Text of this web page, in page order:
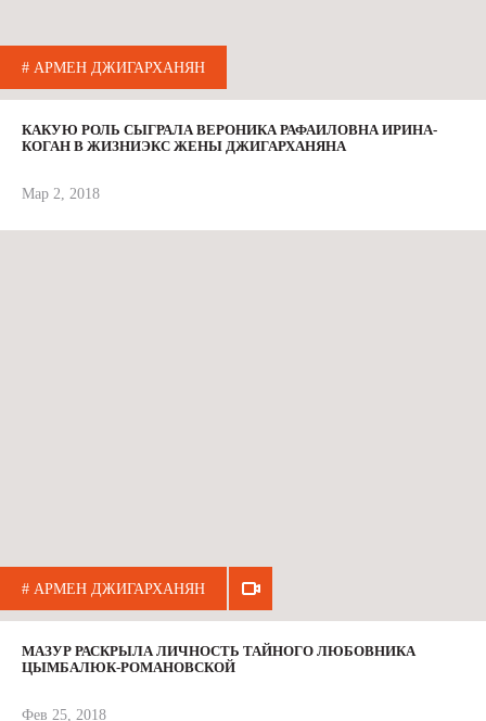
# АРМЕН ДЖИГАРХАНЯН
КАКУЮ РОЛЬ СЫГРАЛА ВЕРОНИКА РАФАИЛОВНА ИРИНА-
КОГАН В ЖИЗНИЭКС ЖЕНЫ ДЖИГАРХАНЯНА
Мар 2, 2018
# АРМЕН ДЖИГАРХАНЯН
МАЗУР РАСКРЫЛА ЛИЧНОСТЬ ТАЙНОГО ЛЮБОВНИКА
ЦЫМБАЛЮК-РОМАНОВСКОЙ
Фев 25, 2018